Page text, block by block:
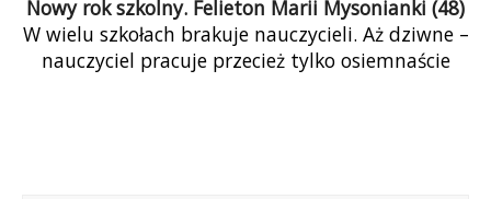
Nowy rok szkolny. Felieton Marii Mysonianki (48)
W wielu szkołach brakuje nauczycieli. Aż dziwne –
nauczyciel pracuje przecież tylko osiemnaście